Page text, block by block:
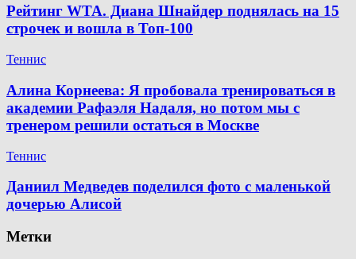
Рейтинг WTA. Диана Шнайдер поднялась на 15
строчек и вошла в Топ-100
Теннис
Алина Корнеева: Я пробовала тренироваться в
академии Рафаэля Надаля, но потом мы с
тренером решили остаться в Москве
Теннис
Даниил Медведев поделился фото с маленькой
дочерью Алисой
Метки